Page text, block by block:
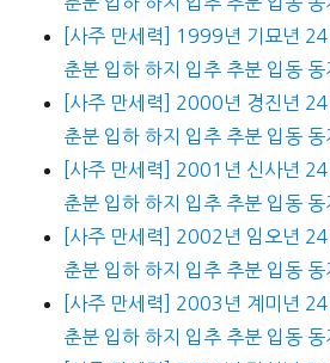
[사주 만세력] 1999년 기묘년
춘분 입하 하지 입추 추분 입동 동
[사주 만세력] 2000년 경진년
춘분 입하 하지 입추 추분 입동 동
[사주 만세력] 2001년 신사년
춘분 입하 하지 입추 추분 입동 동
[사주 만세력] 2002년 임오년
춘분 입하 하지 입추 추분 입동 동
[사주 만세력] 2003년 계미년
춘분 입하 하지 입추 추분 입동 동